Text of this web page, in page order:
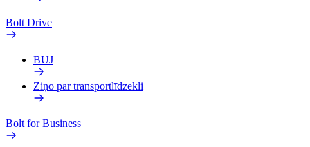
Bolt Drive
BUJ
Ziņo par transportlīdzekli
Bolt for Business